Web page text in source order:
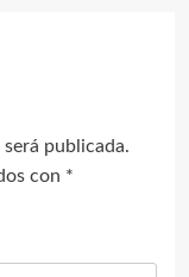
publicada.
con *